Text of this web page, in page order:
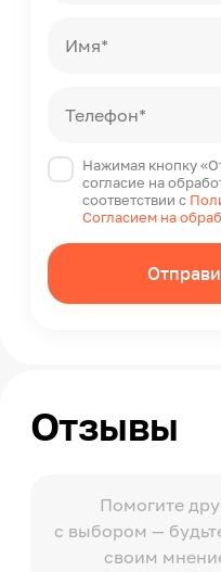
Имя*
Телефон*
Нажимая кнопку
согласие на
соответствии с
Согласием на
Отзывы
Помогите
с выбором —
своим